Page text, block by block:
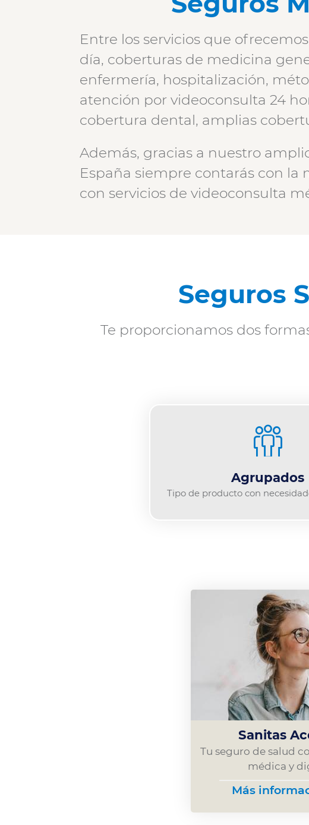
Periodo de
Carencias
Videoconsulta
Entre los servicios que
día, coberturas de medicina
enfermería, hospitalización,
atención por videoconsulta 24
cobertura dental, amplias
Además, gracias a nuestro
España siempre contarás con
con servicios de videoconsulta
Seguros
Te proporcionamos dos
Agrupados
Tipo de producto con
Sanitas
Tu seguro de salud
médica y
Más